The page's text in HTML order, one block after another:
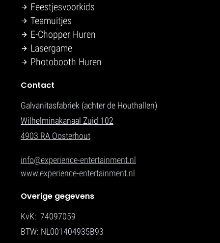
Feestjesvoorkids
Teamuitjes
E-Chopper Huren
Lasergame
Photobooth Huren
Contact
Galvanitasfabriek (achter de Houthallen)
Wilhelminakanaal Zuid 102
4903 RA Oosterhout
info@experience-entertainment.nl
www.experience-entertainment.nl
Overige gegevens
KvK: 74097059
BTW: NL001404935B93